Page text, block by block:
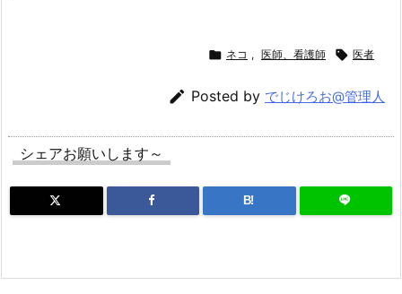
 ネコ , 医師、看護師  医者
 Posted by でじけろお@管理人
シェアお願いします～
B!